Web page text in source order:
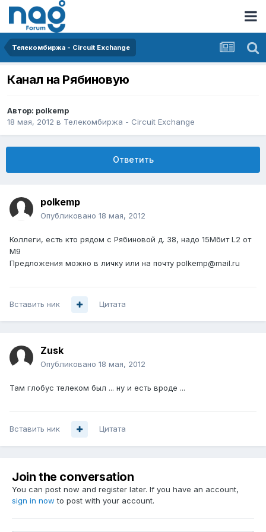
Телекомбиржа - Circuit Exchange
Канал на Рябиновую
Автор: polkemp
18 мая, 2012 в Телекомбиржа - Circuit Exchange
Ответить
polkemp
Опубликовано 18 мая, 2012
Коллеги, есть кто рядом с Рябиновой д. 38, надо 15Мбит L2 от
М9
Предложения можно в личку или на почту polkemp@mail.ru
Вставить ник Цитата
Zusk
Опубликовано 18 мая, 2012
Там глобус телеком был ... ну и есть вроде ...
Вставить ник Цитата
Join the conversation
You can post now and register later. If you have an account,
sign in now to post with your account.